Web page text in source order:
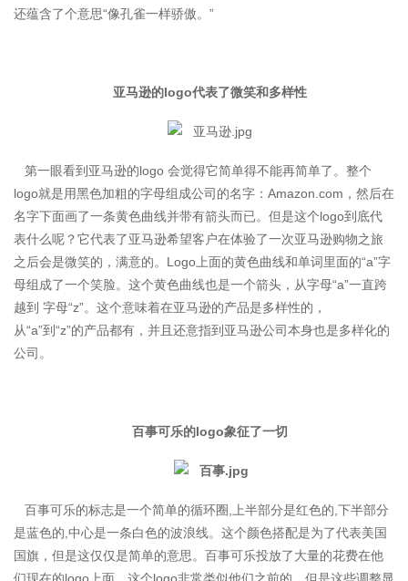
还蕴含了个意思“像孔雀一样骄傲。”
亚马逊的logo代表了微笑和多样性
第一眼看到亚马逊的logo 会觉得它简单得不能再简单了。整个
logo就是用黑色加粗的字母组成公司的名字：Amazon.com，然后在
名字下面画了一条黄色曲线并带有箭头而已。但是这个logo到底代
表什么呢？它代表了亚马逊希望客户在体验了一次亚马逊购物之旅
之后会是微笑的，满意的。Logo上面的黄色曲线和单词里面的“a”字
母组成了一个笑脸。这个黄色曲线也是一个箭头，从字母“a”一直跨
越到 字母“z”。这个意味着在亚马逊的产品是多样性的，
从“a”到“z”的产品都有，并且还意指到亚马逊公司本身也是多样化的
公司。
百事可乐的logo象征了一切
百事可乐的标志是一个简单的循环圈,上半部分是红色的,下半部分
是蓝色的,中心是一条白色的波浪线。这个颜色搭配是为了代表美国
国旗，但是这仅仅是简单的意思。百事可乐投放了大量的花费在他